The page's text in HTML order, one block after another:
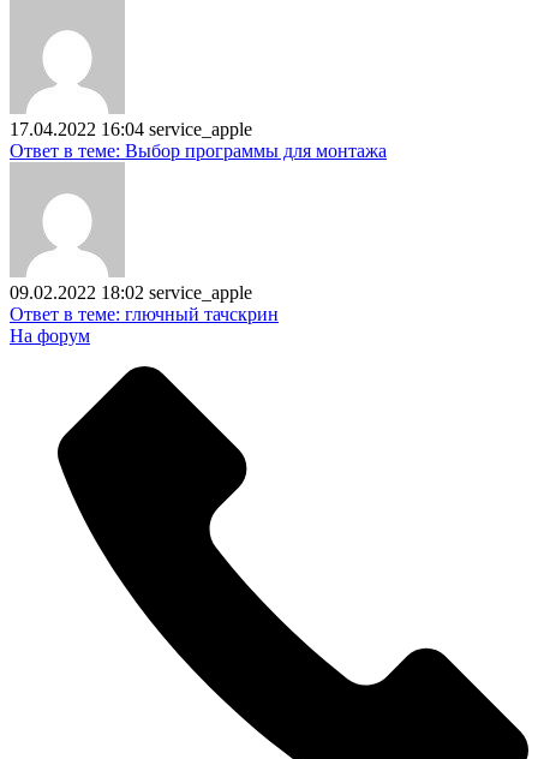
17.04.2022 16:04 service_apple
Ответ в теме: Выбор программы для монтажа
09.02.2022 18:02 service_apple
Ответ в теме: глючный тачскрин
На форум